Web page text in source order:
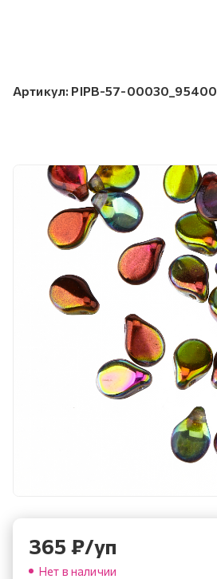
Артикул: PIPB-57-00030_95400
365 ₽/уп
Нет в наличии